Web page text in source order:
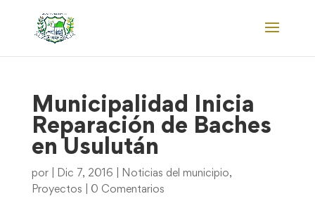
Municipalidad Inicia
Reparación de Baches
en Usulután
por Dic 7, 2016 Noticias del municipio,
Proyectos
0 Comentarios